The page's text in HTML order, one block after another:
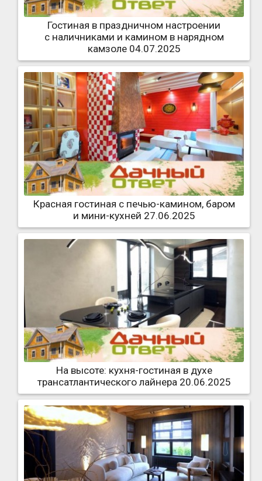
Гостиная в праздничном настроении
с наличниками и камином в нарядном
камзоле 04.07.2025
Красная гостиная с печью-камином, баром
и мини-кухней 27.06.2025
На высоте: кухня-гостиная в духе
трансатлантического лайнера 20.06.2025